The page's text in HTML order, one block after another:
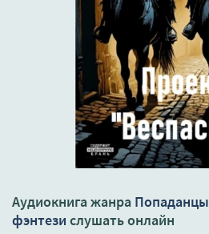
Аудиокнига жанра Попаданцы
фэнтези слушать онлайн